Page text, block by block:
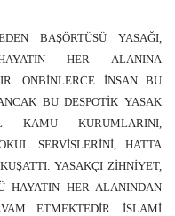
BAŞÖRTÜSÜ YASAĞI,
HER ALANINA
ONBİNLERCE İNSAN BU
BU DESPOTİK YASAK
KAMU KURUMLARINI,
SERVİSLERİNİ, HATTA
YASAKÇI ZİHNİYET,
HAYATIN HER ALANINDAN
ETMEKTEDİR. İSLAMİ